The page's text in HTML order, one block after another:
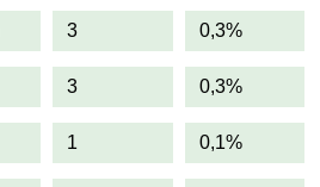
3 0,3%
3 0,3%
1 0,1%